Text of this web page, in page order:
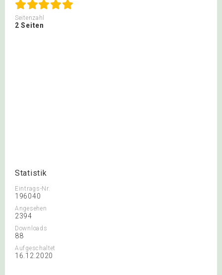
Seitenzahl
2 Seiten
Statistik
Eintrags-Nr.
196040
Angesehen
2394
Downloads
88
Aufgeschaltet
16.12.2020